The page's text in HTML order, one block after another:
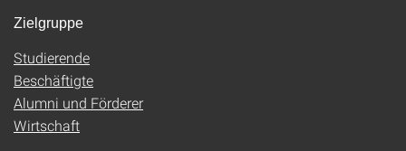
Zielgruppe
Studierende
Beschäftigte
Alumni und Förderer
Wirtschaft